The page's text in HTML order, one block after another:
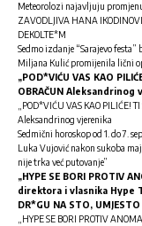
Meteorolozi najavljuju
ZAVODLJIVA HANA
DEKOLTE*M
Sedmo izdanje “Sarajevo festa”
Miljana Kulić promijenila lični
„POD*VIĆU VAS KAO
OBRAČUN Aleksandrinog
„POD*VIĆU VAS KAO PILIĆE!
Aleksandrinog vjerenika
Sedmični horoskop od 1. do 7.
Luka Vujović nakon sukoba
nije trka već putovanje”
„HYPE SE BORI PROTIV
direktora i vlasnika Hype
DR*GU NA STO, UMJESTO
„HYPE SE BORI PROTIV